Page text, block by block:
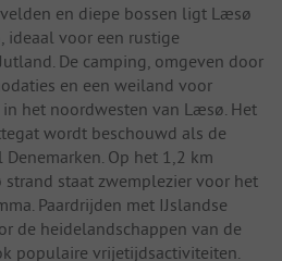
en diepe bossen ligt Læsø
ideaal voor een rustige
De camping, omgeven door
en een weiland voor
het noordwesten van Læsø. Het
wordt beschouwd als de
Op het 1,2 km
strand staat zwemplezier voor het
Paardrijden met IJslandse
de heidelandschappen van de
populaire vrijetijdsactiviteiten.